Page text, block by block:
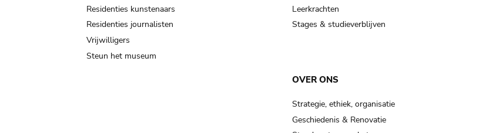
Residenties kunstenaars
Residenties journalisten
Vrijwilligers
Steun het museum
Leerkrachten
Stages & studieverblijven
OVER ONS
Strategie, ethiek, organisatie
Geschiedenis & Renovatie